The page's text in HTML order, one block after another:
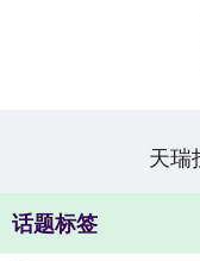
天瑞
话题标签